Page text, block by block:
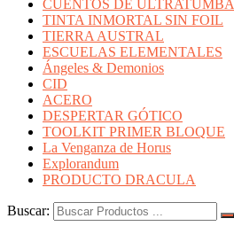
CUENTOS DE ULTRATUMBA
TINTA INMORTAL SIN FOIL
TIERRA AUSTRAL
ESCUELAS ELEMENTALES
Ángeles & Demonios
CID
ACERO
DESPERTAR GÓTICO
TOOLKIT PRIMER BLOQUE
La Venganza de Horus
Explorandum
PRODUCTO DRACULA
Buscar: